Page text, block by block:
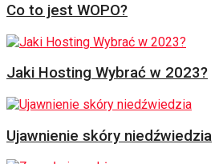
Co to jest WOPO?
Jaki Hosting Wybrać w 2023?
Ujawnienie skóry niedźwiedzia